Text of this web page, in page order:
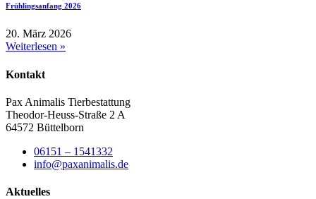
Frühlingsanfang 2026
20. März 2026
Weiterlesen »
Kontakt
Pax Animalis Tierbestattung
Theodor-Heuss-Straße 2 A
64572 Büttelborn
06151 – 1541332
info@paxanimalis.de
Aktuelles